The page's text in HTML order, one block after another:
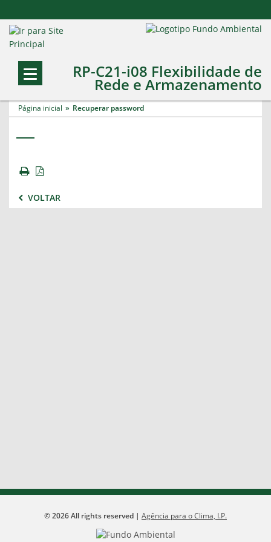
RP-C21-i08 Flexibilidade de
Rede e Armazenamento
Página inicial Recuperar password
VOLTAR
© 2026 All rights reserved | Agência para o Clima, I.P.